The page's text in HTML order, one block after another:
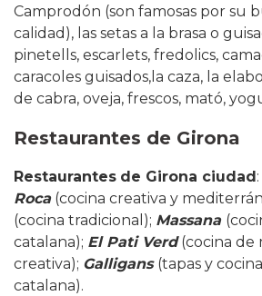
Camprodón (son famosas por su
calidad), las setas a la brasa o
pinetells, escarlets, fredolics,
caracoles guisados,la caza, la
de cabra, oveja, frescos, mató,
Restaurantes de Girona
Restaurantes de Girona ciudad :
Roca(cocina creativa y
(cocina tradicional); Massana
catalana); El Pati Verd(cocina de
creativa); Galligans (tapas y
catalana).